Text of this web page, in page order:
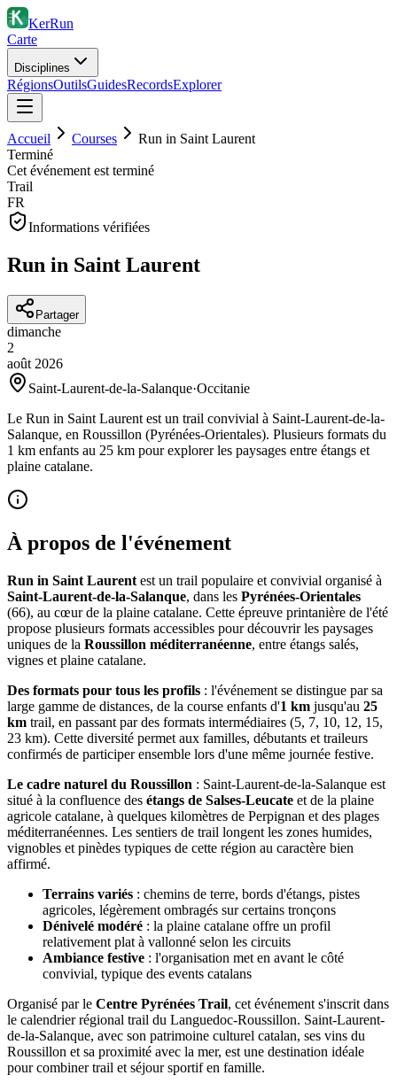
KerRun
Carte
Disciplines
RégionsOutilsGuidesRecordsExplorer
Accueil Courses
Run in Saint Laurent
Terminé
Cet événement est terminé
Trail
FR
Informations vérifiées
Run in Saint Laurent
Partager
dimanche
2
août 2026
Saint-Laurent-de-la-Salanque·Occitanie
Le Run in Saint Laurent est un trail convivial à Saint-Laurent-de-la-
Salanque, en Roussillon (Pyrénées-Orientales). Plusieurs formats du
1 km enfants au 25 km pour explorer les paysages entre étangs et
plaine catalane.
À propos de l'événement
Run in Saint Laurent est un trail populaire et convivial organisé à
Saint-Laurent-de-la-Salanque, dans les Pyrénées-Orientales
(66), au cœur de la plaine catalane. Cette épreuve printanière de l'été
propose plusieurs formats accessibles pour découvrir les paysages
uniques de la Roussillon méditerranéenne, entre étangs salés,
vignes et plaine catalane.
Des formats pour tous les profils : l'événement se distingue par sa
large gamme de distances, de la course enfants d'1 km jusqu'au 25
km trail, en passant par des formats intermédiaires (5, 7, 10, 12, 15,
23 km). Cette diversité permet aux familles, débutants et traileurs
confirmés de participer ensemble lors d'une même journée festive.
Le cadre naturel du Roussillon : Saint-Laurent-de-la-Salanque est
situé à la confluence des étangs de Salses-Leucate et de la plaine
agricole catalane, à quelques kilomètres de Perpignan et des plages
méditerranéennes. Les sentiers de trail longent les zones humides,
vignobles et pinèdes typiques de cette région au caractère bien
affirmé.
Terrains variés : chemins de terre, bords d'étangs, pistes
agricoles, légèrement ombragés sur certains tronçons
Dénivelé modéré : la plaine catalane offre un profil
relativement plat à vallonné selon les circuits
Ambiance festive : l'organisation met en avant le côté
convivial, typique des events catalans
Organisé par le Centre Pyrénées Trail, cet événement s'inscrit dans
le calendrier régional trail du Languedoc-Roussillon. Saint-Laurent-
de-la-Salanque, avec son patrimoine culturel catalan, ses vins du
Roussillon et sa proximité avec la mer, est une destination idéale
pour combiner trail et séjour sportif en famille.